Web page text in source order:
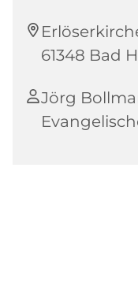
61348 Bad
Jörg